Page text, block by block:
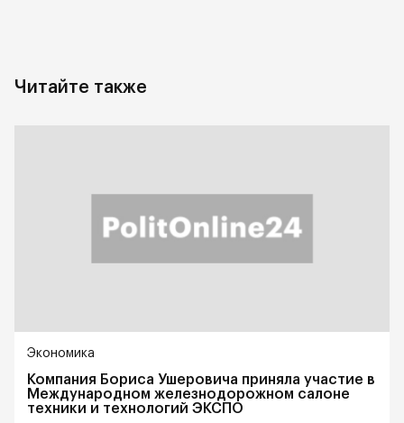
Читайте также
Экономика
Компания Бориса Ушеровича приняла участие в
Международном железнодорожном салоне
техники и технологий ЭКСПО